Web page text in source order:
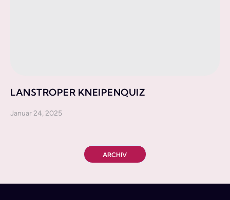
LANSTROPER KNEIPENQUIZ
Januar 24, 2025
ARCHIV